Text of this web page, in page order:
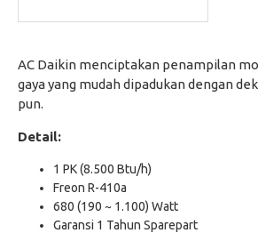
AC Daikin menciptakan penampilan
gaya yang mudah dipadukan dengan
pun.
Detail:
1 PK (8.500 Btu/h)
Freon R-410a
680 (190 ~ 1.100) Watt
Garansi 1 Tahun Sparepart